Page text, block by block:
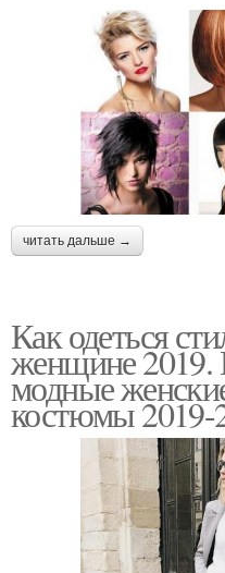
читать дальше →
Как одеться
женщине 2019.
модные
костюмы 2019-